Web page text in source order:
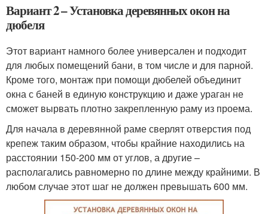
Вариант 2 – Установка деревянных окон на
дюбеля
Этот вариант намного более универсален и подходит
для любых помещений бани, в том числе и для парной.
Кроме того, монтаж при помощи дюбелей объединит
окна с баней в единую конструкцию и даже ураган не
сможет вырвать плотно закрепленную раму из проема.
Для начала в деревянной раме сверлят отверстия под
крепеж таким образом, чтобы крайние находились на
расстоянии 150-200 мм от углов, а другие –
располагались равномерно по длине между крайними. В
любом случае этот шаг не должен превышать 600 мм.